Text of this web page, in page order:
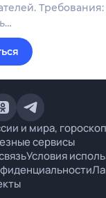
и мира,
сервисы
Условия